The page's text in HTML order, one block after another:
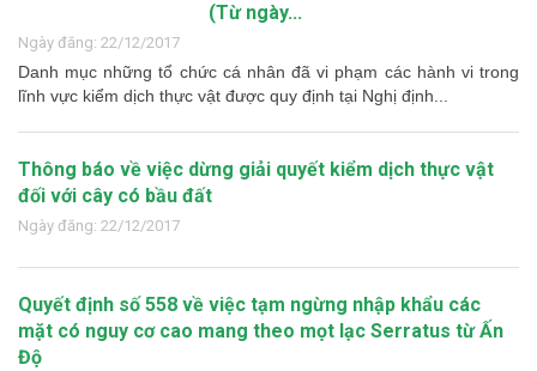
(Từ ngày...
Ngày đăng: 22/12/2017
Danh mục những tổ chức cá nhân đã vi phạm các hành vi trong
lĩnh vực kiểm dịch thực vật được quy định tại Nghị định...
Thông báo về việc dừng giải quyết kiểm dịch thực vật
đối với cây có bầu đất
Ngày đăng: 22/12/2017
Quyết định số 558 về việc tạm ngừng nhập khẩu các
mặt có nguy cơ cao mang theo mọt lạc Serratus từ Ấn
Độ